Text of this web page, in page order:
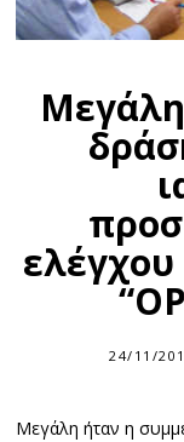
24/11/
Μεγάλη ήταν η